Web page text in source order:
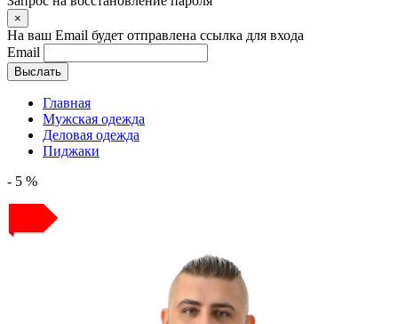
×
На ваш Email будет отправлена ссылка для входа
Email
Выслать
Главная
Мужская одежда
Деловая одежда
Пиджаки
- 5 %